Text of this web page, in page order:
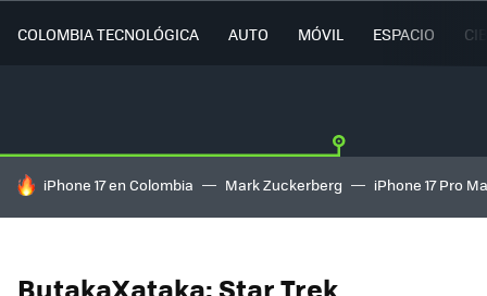
COLOMBIA TECNOLÓGICA AUTO MÓVIL ESPACIO
HOY SE HABLA DE
iPhone 17 en Colombia Mark Zuckerberg iPhone 17 Pro
ButakaXataka: Star Trek